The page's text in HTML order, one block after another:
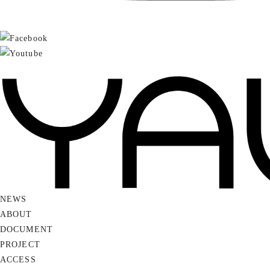
NEWS
ABOUT
DOCUMENT
PROJECT
ACCESS